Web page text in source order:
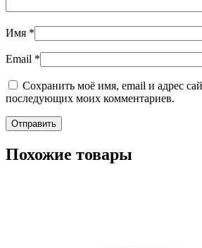
Имя *
Email *
Сохранить моё имя, email и адрес
последующих моих комментариев.
Похожие товары